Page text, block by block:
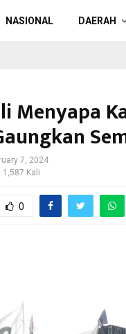
NASIONAL DAERAH
Menyapa
7, 2024
1,587 Kali
0